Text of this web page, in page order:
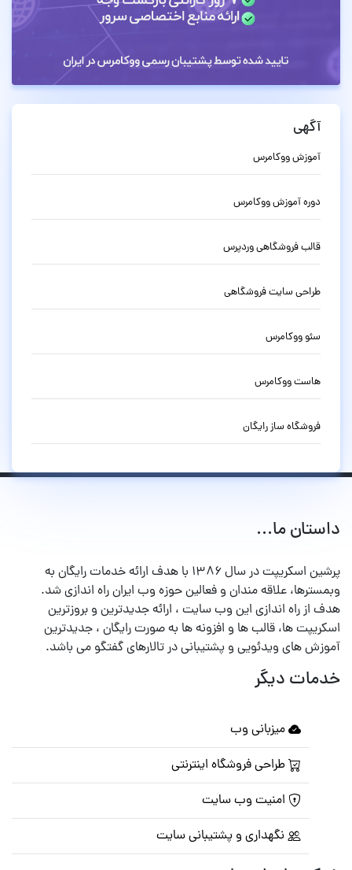
آگهی
آموزش ووکامرس
دوره آموزش ووکامرس
قالب فروشگاهی وردپرس
طراحی سایت فروشگاهی
سئو ووکامرس
هاست ووکامرس
فروشگاه ساز رایگان
داستان ما...
پرشین اسکریپت در سال ۱۳۸۶ با هدف ارائه خدمات رایگان به
وبمسترها، علاقه مندان و فعالین حوزه وب ایران راه اندازی شد.
هدف از راه اندازی این وب سایت ، ارائه جدیدترین و بروزترین
اسکریپت ها، قالب ها و افزونه ها به صورت رایگان ، جدیدترین
آموزش های ویدئویی و پشتیبانی در تالارهای گفتگو می باشد.
خدمات دیگر
میزبانی وب
طراحی فروشگاه اینترنتی
امنیت وب سایت
نگهداری و پشتیبانی سایت